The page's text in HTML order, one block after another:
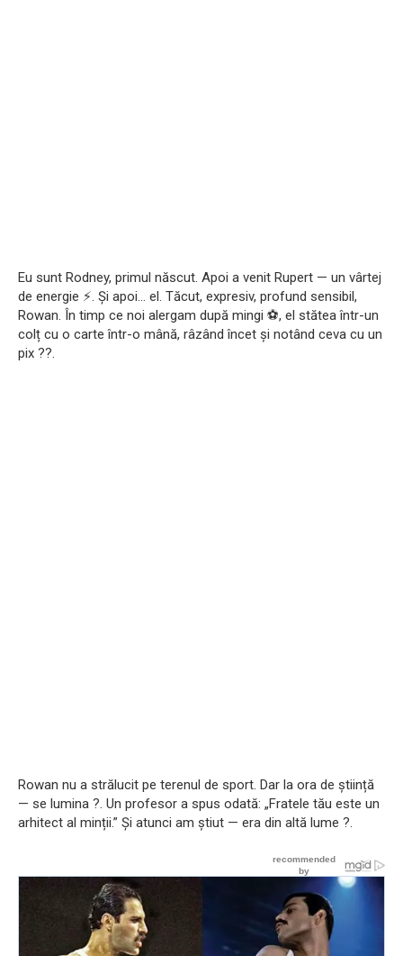
Eu sunt Rodney, primul născut. Apoi a venit Rupert — un vârtej
de energie ⚡. Și apoi… el. Tăcut, expresiv, profund sensibil,
Rowan. În timp ce noi alergam după mingi ⚽, el stătea într-un
colț cu o carte într-o mână, râzând încet și notând ceva cu un
pix ?️?.
Rowan nu a strălucit pe terenul de sport. Dar la ora de știință
— se lumina ?. Un profesor a spus odată: „Fratele tău este un
arhitect al minții.” Și atunci am știut — era din altă lume ?.